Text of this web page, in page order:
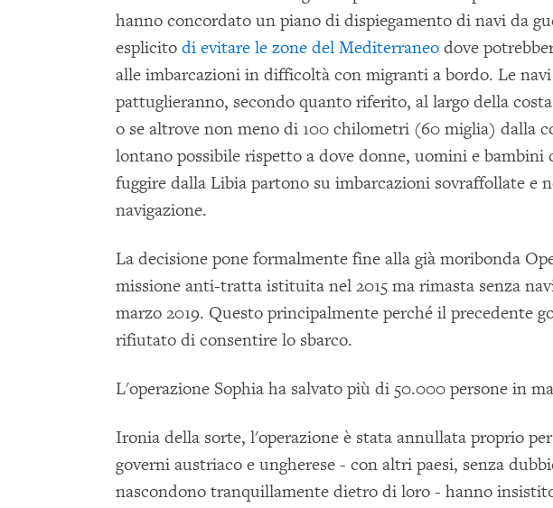
hanno concordato un piano di dispiegamento di navi da
esplicito di evitare le zone del Mediterraneo dove
alle imbarcazioni in difficoltà con migranti a bordo. Le
pattuglieranno, secondo quanto riferito, al largo della
o se altrove non meno di 100 chilometri (60 miglia) dalla
lontano possibile rispetto a dove donne, uomini e bambini
fuggire dalla Libia partono su imbarcazioni sovraffollate e
navigazione.
La decisione pone formalmente fine alla già moribonda
missione anti-tratta istituita nel 2015 ma rimasta senza
marzo 2019. Questo principalmente perché il precedente
rifiutato di consentire lo sbarco.
L'operazione Sophia ha salvato più di 50.000 persone in
Ironia della sorte, l'operazione è stata annullata proprio
governi austriaco e ungherese - con altri paesi, senza
nascondono tranquillamente dietro di loro - hanno